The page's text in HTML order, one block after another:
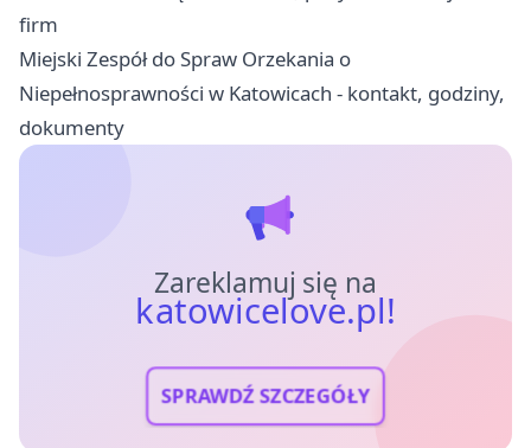
firm
Miejski Zespół do Spraw Orzekania o
Niepełnosprawności w Katowicach - kontakt, godziny,
dokumenty
Zareklamuj się na
katowicelove.pl!
SPRAWDŹ SZCZEGÓŁY